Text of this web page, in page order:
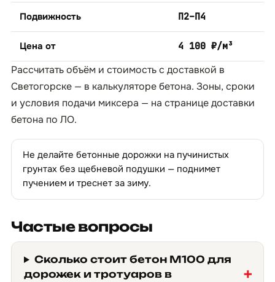
Подвижность П2–П4
Цена от 4 100 ₽/м³
Рассчитать объём и стоимость с доставкой в
Светогорске — в калькуляторе бетона. Зоны, сроки
и условия подачи миксера — на страницедоставки
бетона по ЛО.
Не делайте бетонные дорожки на пучинистых
грунтах без щебневой подушки — поднимет
пучением и треснет за зиму.
Частые вопросы
Сколько стоит бетон М100 для
дорожек и тротуаров в